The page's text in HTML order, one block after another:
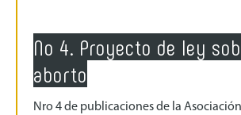
No 4. Proyecto de ley
aborto
Nro 4 de publicaciones de la